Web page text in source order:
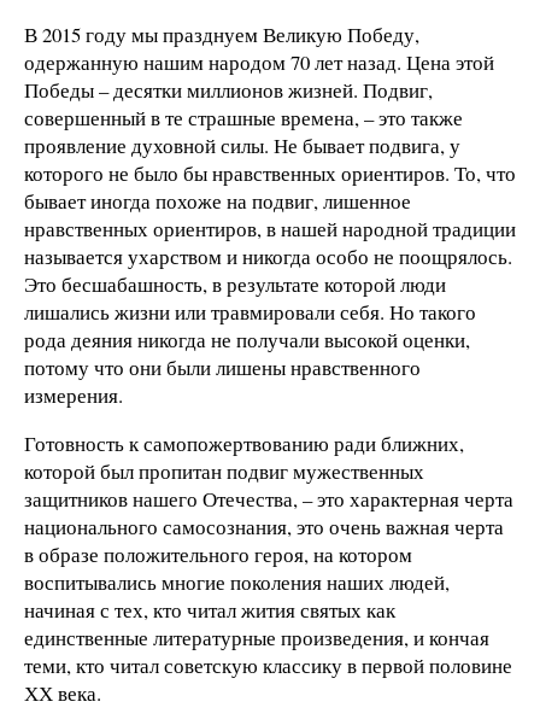
В 2015 году мы празднуем Великую Победу,
одержанную нашим народом 70 лет назад. Цена этой
Победы – десятки миллионов жизней. Подвиг,
совершенный в те страшные времена, – это также
проявление духовной силы. Не бывает подвига, у
которого не было бы нравственных ориентиров. То, что
бывает иногда похоже на подвиг, лишенное
нравственных ориентиров, в нашей народной традиции
называется ухарством и никогда особо не поощрялось.
Это бесшабашность, в результате которой люди
лишались жизни или травмировали себя. Но такого
рода деяния никогда не получали высокой оценки,
потому что они были лишены нравственного
измерения.
Готовность к самопожертвованию ради ближних,
которой был пропитан подвиг мужественных
защитников нашего Отечества, – это характерная черта
национального самосознания, это очень важная черта
в образе положительного героя, на котором
воспитывались многие поколения наших людей,
начиная с тех, кто читал жития святых как
единственные литературные произведения, и кончая
теми, кто читал советскую классику в первой половине
ХХ века.